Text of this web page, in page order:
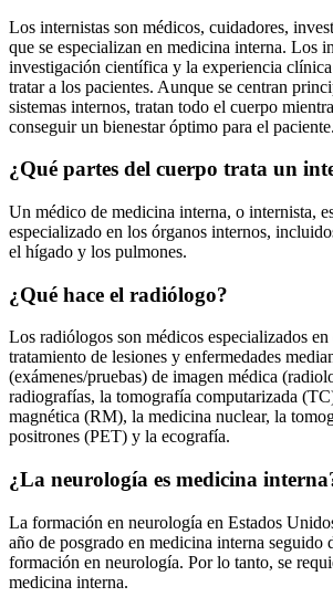
Los internistas son médicos, cuidadores,
que se especializan en medicina interna. Los
investigación científica y la experiencia
tratar a los pacientes. Aunque se centran
sistemas internos, tratan todo el cuerpo
conseguir un bienestar óptimo para el paciente.
¿Qué partes del cuerpo trata un
Un médico de medicina interna, o internista,
especializado en los órganos internos,
el hígado y los pulmones.
¿Qué hace el radiólogo?
Los radiólogos son médicos especializados
tratamiento de lesiones y enfermedades
(exámenes/pruebas) de imagen médica
radiografías, la tomografía computarizada
magnética (RM), la medicina nuclear, la
positrones (PET) y la ecografía.
¿La neurología es medicina
La formación en neurología en Estados
año de posgrado en medicina interna seguido
formación en neurología. Por lo tanto, se
medicina interna.